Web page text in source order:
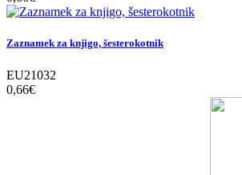
Zaznamek za knjigo, šesterokotnik
EU21032
0,66‎€